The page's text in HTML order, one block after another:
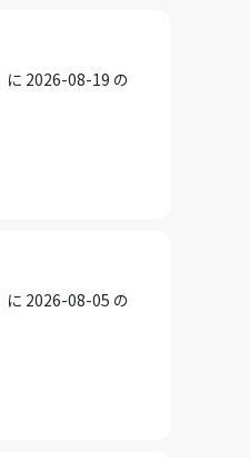
に 2026-08-19 の
に 2026-08-05 の